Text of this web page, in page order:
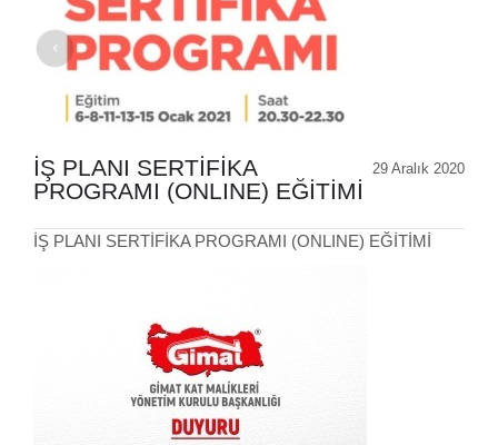
29 Aralık 2020
İŞ PLANI SERTİFİKA
PROGRAMI (ONLINE) EĞİTİMİ
İŞ PLANI SERTİFİKA PROGRAMI (ONLINE) EĞİTİMİ